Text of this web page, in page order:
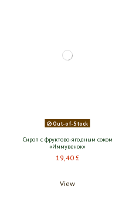
Out-of-Stock
Сироп с фруктово-ягодным соком
«Иммувенок»
19,40 £
View